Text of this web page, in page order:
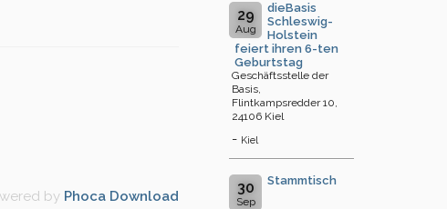
29
Aug
dieBasis
Schleswig-
Holstein
feiert ihren 6-ten
Geburtstag
Geschäftsstelle der
Basis,
Flintkampsredder 10,
24106 Kiel
- Kiel
30
Sep
Stammtisch
by Phoca Download